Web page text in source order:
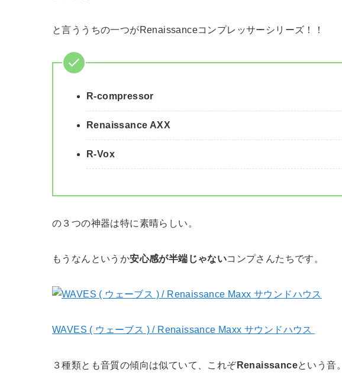
と言ううちの一つがRenaissanceコンプレッサーシリーズ！！
R-compressor
Renaissance AXX
R-Vox
の３つの神器は特に素晴らしい。
もうなんというか安心感が半端じゃないコンプさんたちです。
WAVES ( ウェーブス ) / Renaissance Maxx サウンドハウス
３種類とも音質の傾向は似ていて、これぞRenaissanceという音。